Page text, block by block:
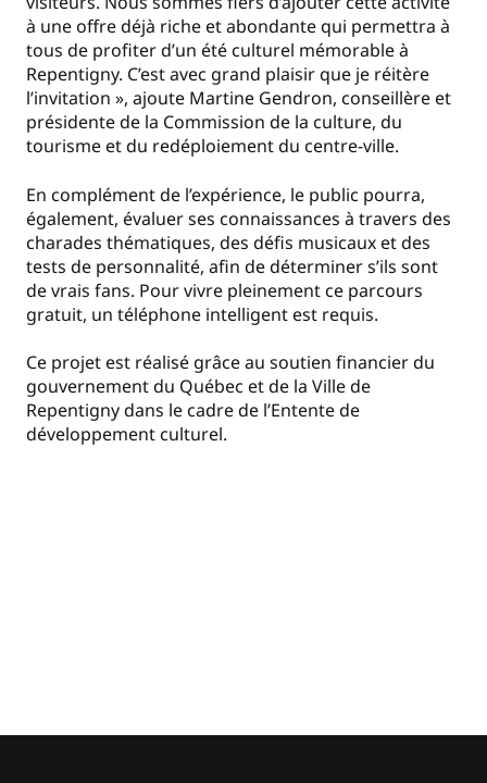
à une offre déjà riche et abondante qui permettra à
tous de profiter d’un été culturel mémorable à
Repentigny. C’est avec grand plaisir que je réitère
l’invitation », ajoute Martine Gendron, conseillère et
présidente de la Commission de la culture, du
tourisme et du redéploiement du centre-ville.
En complément de l’expérience, le public pourra,
également, évaluer ses connaissances à travers des
charades thématiques, des défis musicaux et des
tests de personnalité, afin de déterminer s’ils sont
de vrais fans. Pour vivre pleinement ce parcours
gratuit, un téléphone intelligent est requis.
Ce projet est réalisé grâce au soutien financier du
gouvernement du Québec et de la Ville de
Repentigny dans le cadre de l’Entente de
développement culturel.